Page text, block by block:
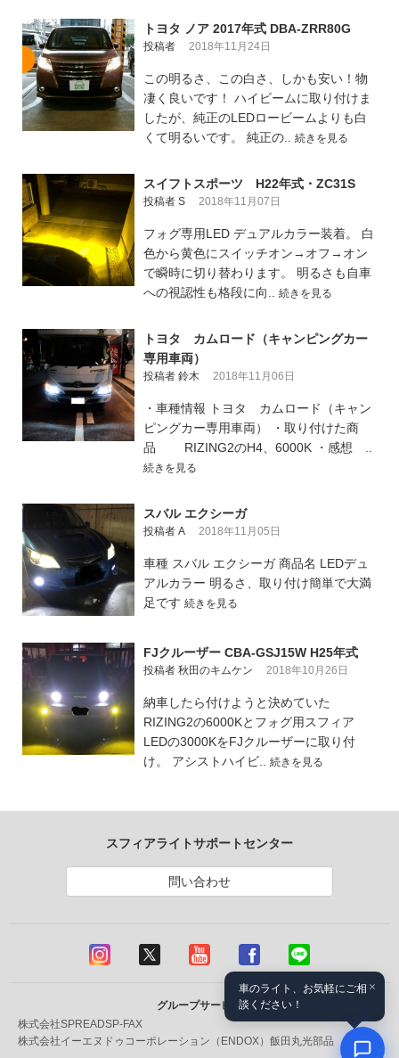
トヨタ ノア 2017年式 DBA-ZRR80G
投稿者 2018年11月24日
この明るさ、この白さ、しかも安い！物
凄く良いです！ ハイビームに取り付けま
したが、純正のLEDロービームよりも白
くて明るいです。 純正の.. 続きを見る
スイフトスポーツ H22年式・ZC31S
投稿者 S 2018年11月07日
フォグ専用LED デュアルカラー装着。 白
色から黄色にスイッチオン→オフ→オン
で瞬時に切り替わります。 明るさも自車
への視認性も格段に向.. 続きを見る
トヨタ カムロード（キャンピングカー
専用車両）
投稿者 鈴木 2018年11月06日
・車種情報 トヨタ カムロード（キャン
ピングカー専用車両） ・取り付けた商
品 RIZING2のH4、6000K ・感想 ..
続きを見る
スバル エクシーガ
投稿者 A 2018年11月05日
車種 スバル エクシーガ 商品名 LEDデュ
アルカラー 明るさ、取り付け簡単で大満
足です 続きを見る
FJクルーザー CBA-GSJ15W H25年式
投稿者 秋田のキムケン 2018年10月26日
納車したら付けようと決めていた
RIZING2の6000Kとフォグ用スフィア
LEDの3000KをFJクルーザーに取り付
け。 アシストハイビ.. 続きを見る
スフィアライトサポートセンター
問い合わせ
グループサービス
株式会社SPREADSP-FAX
株式会社イーエヌドゥコーポレーション（ENDOX） 飯田丸光部品
×
車のライト、お気軽にご相
談ください！